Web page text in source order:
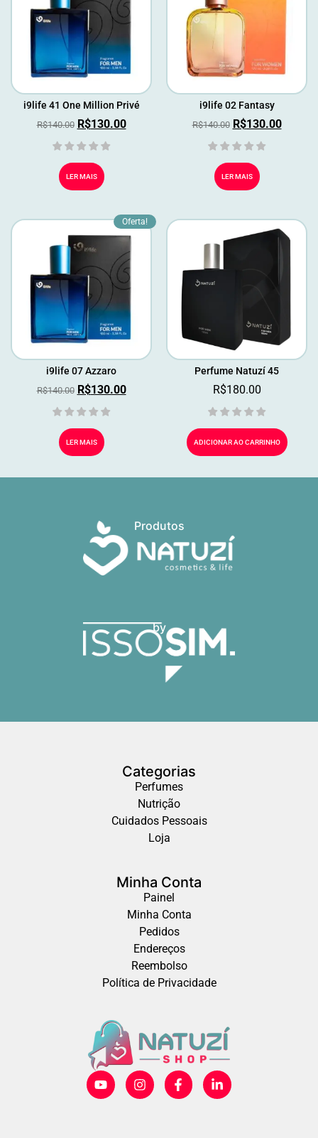
i9life 41 One Million Privé
R$140.00 R$130.00
LER MAIS
i9life 02 Fantasy
R$140.00 R$130.00
LER MAIS
Oferta!
i9life 07 Azzaro
R$140.00 R$130.00
LER MAIS
Perfume Natuzí 45
R$180.00
ADICIONAR AO CARRINHO
Produtos
by
Categorias
Perfumes
Nutrição
Cuidados Pessoais
Loja
Minha Conta
Painel
Minha Conta
Pedidos
Endereços
Reembolso
Política de Privacidade